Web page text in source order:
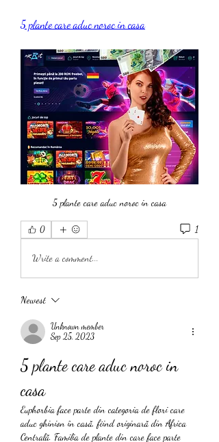
5 plante care aduc noroc in casa
5 plante care aduc noroc in casa
0 1
Write a comment...
Newest
Unknown member
Sep 25, 2023
5 plante care aduc noroc in
casa
Euphorbia face parte din categoria de flori care
aduc ghinion în casă, fiind originară din Africa
Centrală. Familia de plante din care face parte